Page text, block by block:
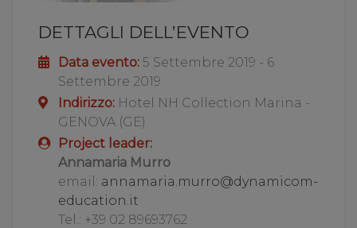
DETTAGLI DELL’EVENTO
Data evento: 5 Settembre 2019 - 6
Settembre 2019
Indirizzo: Hotel NH Collection Marina -
GENOVA (GE)
Project leader:
Annamaria Murro
email: annamaria.murro@dynamicom-
education.it
Tel.: +39 02 89693762